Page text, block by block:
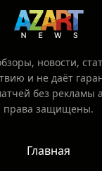
новости,
и не даёт
без рекламы